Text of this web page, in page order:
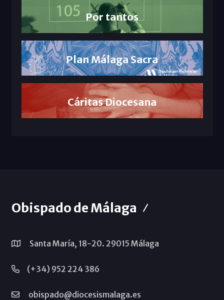
Por tantos
Plan Málaga Sacra
Cáritas Diocesana
Obispado de Málaga
Santa María, 18-20. 29015 Málaga
(+34) 952 224 386
obispado@diocesismalaga.es